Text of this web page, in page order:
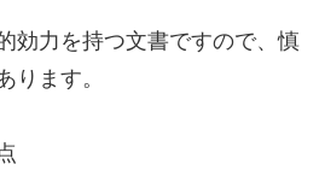
効力を持つ文書ですので、慎
ります。